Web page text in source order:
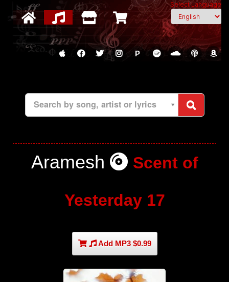
Select Language
P
Search by song, artist or lyrics
Aramesh Scent of
Yesterday 17
Add MP3 $0.99